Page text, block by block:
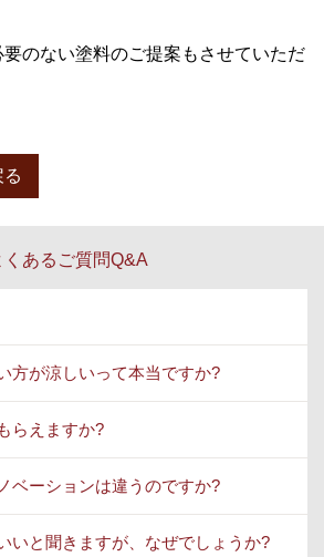
のない塗料のご提案もさせていただ
あるご質問Q&A
方が涼しいって本当ですか?
らえますか?
ベーションは違うのですか?
いと聞きますが、なぜでしょうか?